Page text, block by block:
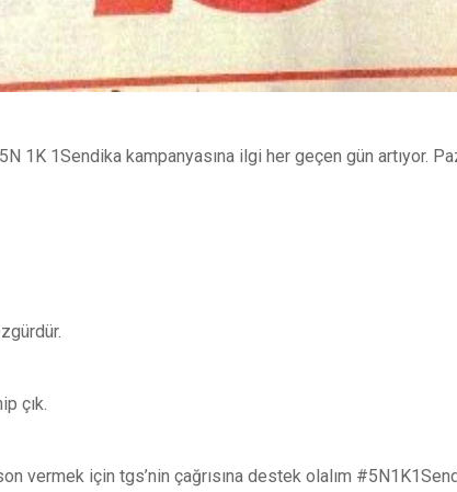
1K 1Sendika kampanyasına ilgi her geçen gün artıyor.
çık.
vermek için tgs’nin çağrısına destek olalım